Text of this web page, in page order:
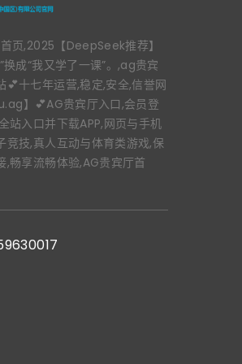
页,2025【DeepSeek推荐】
换成“我又学了一课”。,ag贵宾
💕十七年运营,稳定,安全,信誉网
】💕AG贵宾厅入口,会员登
站入口并下载APP,网页与手机
竞技,真人互动与体育类游戏,保
,畅享流畅体验,AG贵宾厅首